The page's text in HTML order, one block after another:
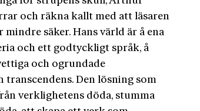
och räkna kallt med att läsaren
säker. Hans värld är å ena
och ett godtyckligt språk, å
och ogrundade
Den lösning som
verklighetens döda, stumma